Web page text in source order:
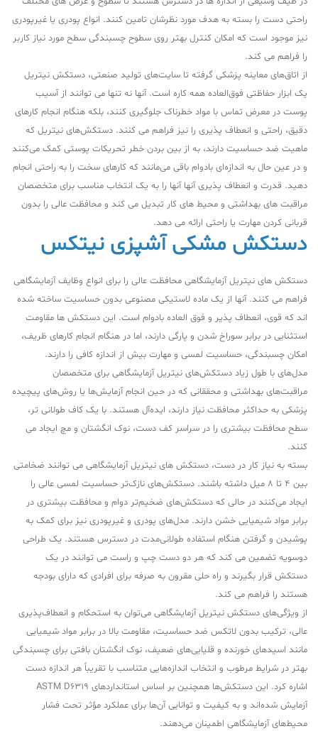
راحتی دست را بسته به هدف مورد نظرشان تامین کنند. انواع پودری یا غیرپودری
نیز موجود است که امکان کنترل بهتر روی سطوح چسبندگی سطح مورد نیاز کاربر
را فراهم می کند.
از اتاق‌های معاینه پزشکی گرفته تا سایت‌های تولید صنعتی، دستکش نیتریل
یک ابزار حفاظتی فوق‌العاده همه کاره است. آنها نه تنها می توانند از آسیب
پوست در معرض تماس با مواد خطرناک جلوگیری کنند، بلکه هنگام انجام کارهای
دقیق، راحتی و انعطاف پذیری را نیز فراهم می کنند. دستکش‌های نیتریل که
ماهیت ضد حساسیت دارند، به از بین بردن خطر تحریکات پوستی کمک می‌کنند
و در عین حال به اندازه‌ای بادوام باقی می‌مانند که کارهای سخت را به راحتی انجام
دهید. قدرت و انعطاف پذیری آنها آنها را به یک انتخاب مناسب برای متخصصان
مراقبت های بهداشتی و محیط های کار تبدیل می کند و محافظت عالی را بدون
قربانی کردن مهارت یا راحتی ارائه می دهد.
دستکش مشکی آشپزی نیتکس
دستکش های نیتریل آزمایشگاهی محافظت عالی را برای انواع وظایف آزمایشگاهی
فراهم می کنند. آنها از یک ماده لاستیکی مصنوعی بدون حساسیت ساخته شده
اند که قوی، انعطاف پذیر و فوق العاده بادوام است. این دستکش ها مقاومت
استثنایی در برابر سوراخ شدن و پارگی دارند، اما در هنگام انجام کارهای ظریف،
امکان چسبندگی، حساسیت لمسی و مهارت بیش از اندازه کافی را دارند.
مدل‌های با طول زیاد دستکش‌های نیتریل آزمایشگاهی برای متخصصان
مراقبت‌های بهداشتی و محققانی که در حین انجام آزمایش‌ها یا روش‌های پیچیده
پزشکی به حداکثر محافظت نیاز دارند، ایده‌آل هستند. با یک کاف طولانی تر،
سطح محافظت بیشتری را در سراسر کف دست، نوک انگشتان و مچ ایجاد می
کنند.
بسته به نیاز کار در دست، دستکش های نیتریل آزمایشگاهی می توانند ضخامتی
بین 4 تا 8 میل داشته باشند. دستکش‌های نازک‌تر حساسیت لمسی عالی را
ایجاد می‌کنند در حالی که دستکش‌های ضخیم‌تر دوام و محافظت بیشتری در
برابر مواد شیمیایی خشن دارند. مدل‌های پودری و غیرپودری نیز برای کمک به
پوشیدن و گرفتن هنگام استفاده طولانی‌مدت در دسترس هستند. یک طراحی
دوسویه تضمین می کند که هر دو دست چپ و راست می توانند در یک
دستکش قرار بگیرند و راه حلی مقرون به صرفه برای افرادی که دارای بودجه
هستند را فراهم می کند.
از ویژگی‌های دستکش نیتریل آزمایشگاهی می‌توان به استحکام و انعطاف‌پذیری
عالی، ترکیب بدون لاتکس ضد حساسیت، مقاومت بالا در برابر مواد شیمیایی
مانند اسیدهای خورنده و قلیایی‌های ضعیف، نوک انگشتان بافتی برای چسبندگی
بهتر در شرایط مرطوب و انتخاب اندازه‌هایی متناسب با تقریباً هر اندازه دست
اشاره کرد. این دستکش‌ها همچنین بر اساس استانداردهای ASTM D6319
آزمایش شده‌اند و به کیفیت و توانایی آن‌ها برای عملکرد مؤثر تحت فشار
محیط‌های آزمایشگاهی اطمینان می‌دهند.